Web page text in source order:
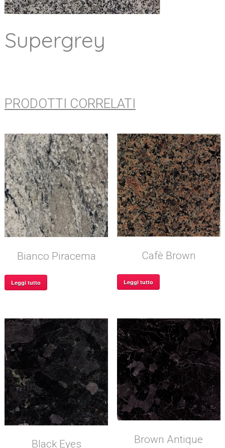
Supergrey
PRODOTTI CORRELATI
Bianco Piracema
Leggi tutto
Cafè Brown
Leggi tutto
Black Eyes
Brown Antique